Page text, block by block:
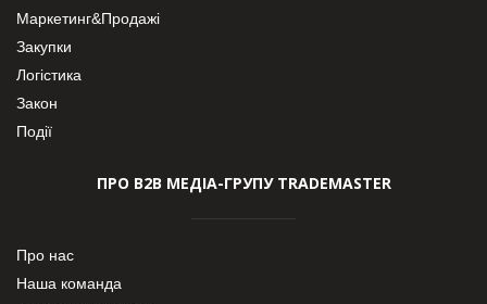
Маркетинг&Продажі
Закупки
Логістика
Закон
Події
ПРО В2В МЕДІА-ГРУПУ TRADEMASTER
Про нас
Наша команда